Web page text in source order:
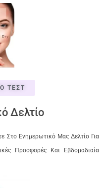
ΤΕΣΤ
Δελτίο
Στο Ενημερωτικό Μας Δελτίο Για
Προσφορές Και Εβδομαδιαία